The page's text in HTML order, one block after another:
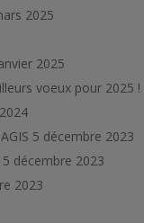
2025
2025
voeux pour 2025 !
5 décembre 2023
5 décembre 2023
2023